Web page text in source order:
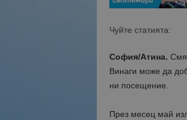
Чуйте статията:
София/Атина.
Винаги може да
ни посещение.
През месец май